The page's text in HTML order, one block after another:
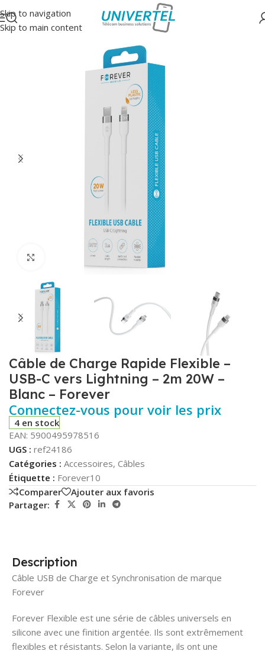
Skip to navigation
Skip to main content
Accueil/Accessoires
Click to enlarge
Câble de Charge Rapide Flexible –
USB-C vers Lightning – 2m 20W –
Blanc – Forever
Connectez-vous pour voir les prix
4 en stock
EAN: 5900495978516
UGS : ref24186
Catégories : Accessoires, Câbles
Étiquette : Forever10
Comparer
Ajouter aux favoris
Partager:
Description
Câble USB de Charge et Synchronisation de marque
Forever
Forever Flexible est une série de câbles universels en
silicone avec une finition argentée. Ils sont extrêmement
flexibles et résistants. Selon la variante, ils ont une